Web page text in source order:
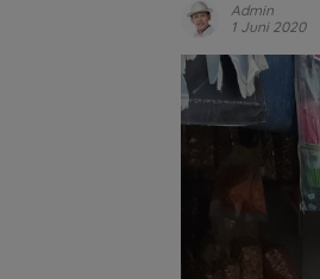
Admin
1 Juni 2020